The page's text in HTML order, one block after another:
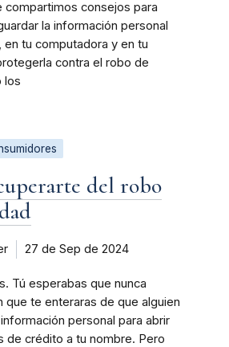
compartimos consejos para
la información personal
en tu computadora y en tu
contra el robo de
los
del robo
27 de Sep de 2024
Tú esperabas que nunca
que te enteraras de que alguien
personal para abrir
de crédito a tu nombre. Pero